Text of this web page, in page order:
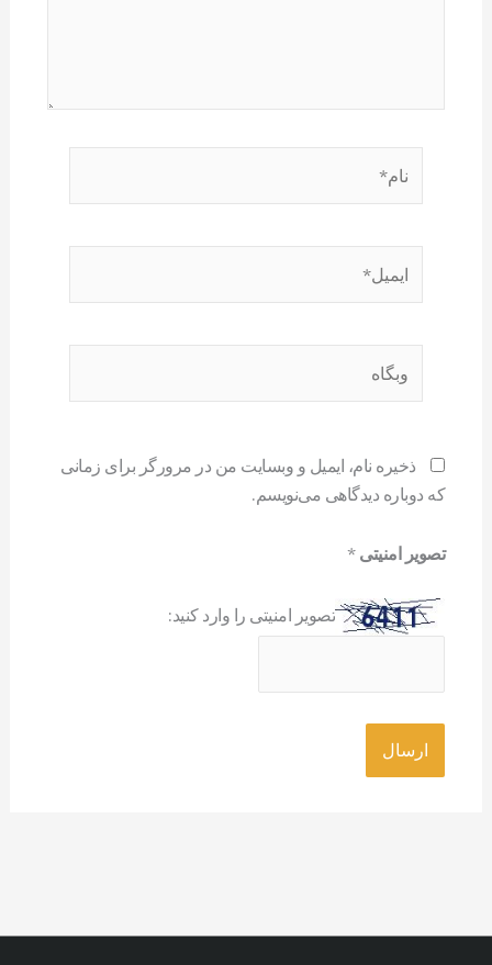
ذخیره نام، ایمیل و وبسایت من در مرورگر برای زمانی
که دوباره دیدگاهی می‌نویسم.
تصویر امنیتی*
تصویر امنیتی را وارد کنید: